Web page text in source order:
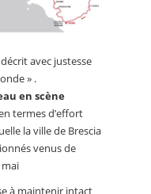
avec justesse
» .
en scène
termes d’effort
la ville de Brescia
venus de
à maintenir intact